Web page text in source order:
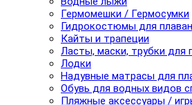
Гермомешки / Гермосумки
Гидрокостюмы для
Кайты и трапеции
Ласты, маски, трубки для
Лодки
Надувные матрасы для
Обувь для водных видов
Пляжные аксессуары /